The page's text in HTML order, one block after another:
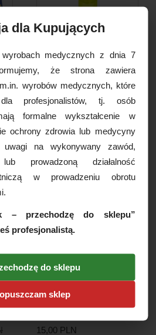
Igła iniekcyjna Mesorelle
AAL34, 30G...
89,00 PLN
DO KOSZYKA
Igła iniekcyjna Terumo Agani,
100szt./op....
15,00 PLN
dla Kupujących
medycznych z dnia 7
że strona zawiera
wyrobów medycznych, które
profesjonalistów, tj. osób
formalne wykształcenie w
ochrony zdrowia lub medycyny
na wykonywany zawód,
prowadzoną działalność
w prowadzeniu obrotu
– przechodzę do sklepu”
profesjonalistą.
do sklepu
sklep